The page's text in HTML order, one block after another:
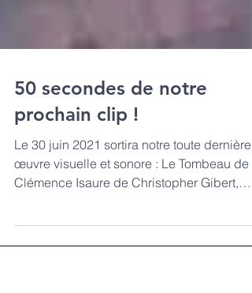
50 secondes de notre
prochain clip !
Le 30 juin 2021 sortira notre toute dernière
Clémence Isaure de Christopher Gibert,
interprété...